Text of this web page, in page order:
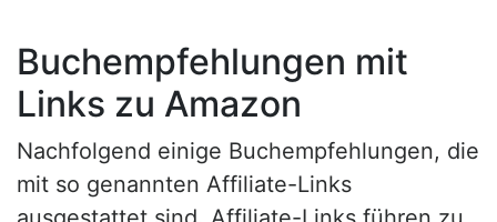
Buchempfehlungen mit
Links zu Amazon
Nachfolgend einige Buchempfehlungen, die
mit so genannten Affiliate-Links